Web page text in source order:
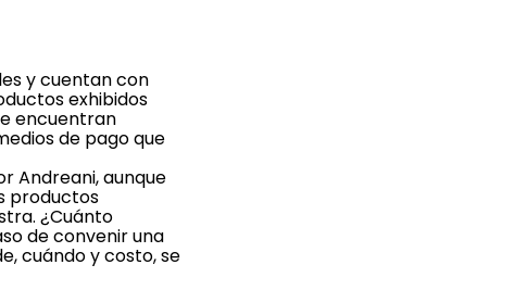
y cuentan con
exhibidos
encuentran
de pago que
Andreani, aunque
productos
¿Cuánto
de convenir una
cuándo y costo, se